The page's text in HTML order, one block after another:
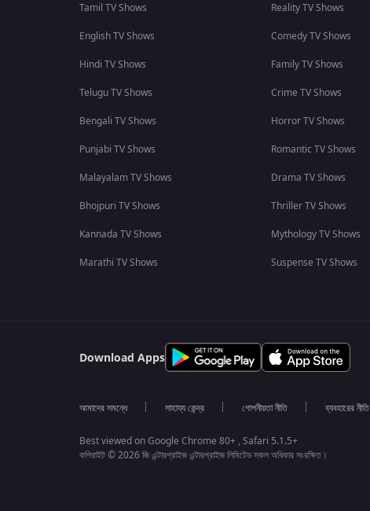
Tamil TV Shows
English TV Shows
Hindi TV Shows
Telugu TV Shows
Bengali TV Shows
Punjabi TV Shows
Malayalam TV Shows
Bhojpuri TV Shows
Kannada TV Shows
Marathi TV Shows
Reality TV Shows
Comedy TV Shows
Family TV Shows
Crime TV Shows
Horror TV Shows
Romantic TV Shows
Drama TV Shows
Thriller TV Shows
Mythology TV Shows
Suspense TV Shows
Download Apps
আমাদের সমন্ধে সাহায্য কেন্দ্র গোপনীয়তা নীতি ব্যবহারের নীতি
Best viewed on Google Chrome 80+ , Safari 5.1.5+
কপিরাইট © 2026 জি এন্টারপ্রাইজ এন্টারপ্রাইজ লিমিটেড সকল অধিকার সংরক্ষিত।